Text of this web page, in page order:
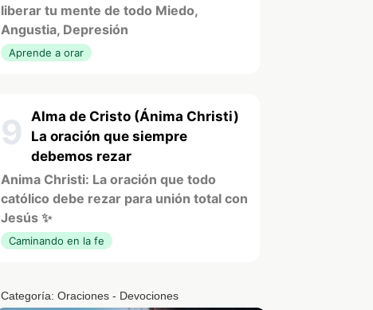
liberar tu mente de todo Miedo,
Angustia, Depresión
Aprende a orar
9
Alma de Cristo (Ánima Christi)
La oración que siempre
debemos rezar
Anima Christi: La oración que todo
católico debe rezar para unión total con
Jesús ✨
Caminando en la fe
Categoría: Oraciones - Devociones